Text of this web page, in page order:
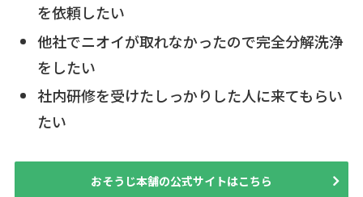
を依頼したい
他社でニオイが取れなかったので完全分解洗浄
をしたい
社内研修を受けたしっかりした人に来てもらい
たい
おそうじ本舗の公式サイトはこちら